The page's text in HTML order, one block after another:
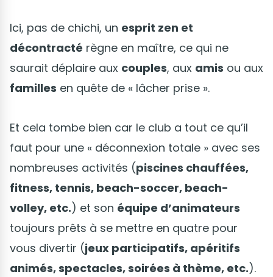
Ici, pas de chichi, un esprit zen et
décontracté règne en maître, ce qui ne
saurait déplaire aux couples, aux amis ou aux
familles en quête de « lâcher prise ».
Et cela tombe bien car le club a tout ce qu’il
faut pour une « déconnexion totale » avec ses
nombreuses activités (piscines chauffées,
fitness, tennis, beach-soccer, beach-
volley, etc.) et son équipe d’animateurs
toujours prêts à se mettre en quatre pour
vous divertir (jeux participatifs, apéritifs
animés, spectacles, soirées à thème, etc.).